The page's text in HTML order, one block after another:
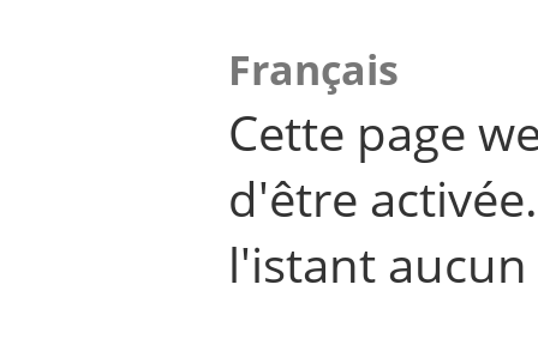
Français
Cette page
d'être
l'istant